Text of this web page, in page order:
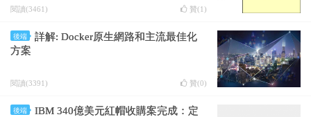
閱讀(3461) 贊(1 )
後端
詳解: Docker原生網路和主流最佳化
方案
閱讀(3391) 贊(0)
後端
IBM 340億美元紅帽收購案完成：定